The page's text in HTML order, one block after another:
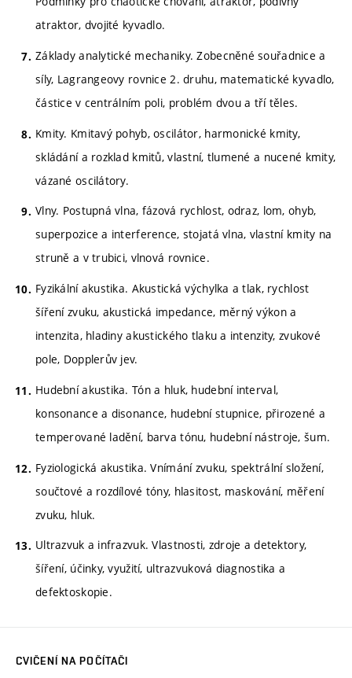
atraktor, dvojité kyvadlo.
Základy analytické mechaniky. Zobecněné souřadnice a
síly, Lagrangeovy rovnice 2. druhu, matematické kyvadlo,
částice v centrálním poli, problém dvou a tří těles.
Kmity. Kmitavý pohyb, oscilátor, harmonické kmity,
skládání a rozklad kmitů, vlastní, tlumené a nucené kmity,
vázané oscilátory.
Vlny. Postupná vlna, fázová rychlost, odraz, lom, ohyb,
superpozice a interference, stojatá vlna, vlastní kmity na
struně a v trubici, vlnová rovnice.
Fyzikální akustika. Akustická výchylka a tlak, rychlost
šíření zvuku, akustická impedance, měrný výkon a
intenzita, hladiny akustického tlaku a intenzity, zvukové
pole, Dopplerův jev.
Hudební akustika. Tón a hluk, hudební interval,
konsonance a disonance, hudební stupnice, přirozené a
temperované ladění, barva tónu, hudební nástroje, šum.
Fyziologická akustika. Vnímání zvuku, spektrální složení,
součtové a rozdílové tóny, hlasitost, maskování, měření
zvuku, hluk.
Ultrazvuk a infrazvuk. Vlastnosti, zdroje a detektory,
šíření, účinky, využití, ultrazvuková diagnostika a
defektoskopie.
CVIČENÍ NA POČÍTAČI